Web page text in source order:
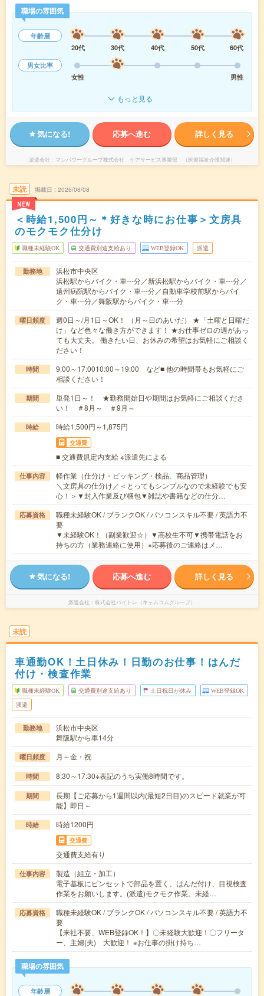
職場の雰囲気
年齢層
20代
30代 40代 50代
60代
男女比率
女性
男性
もっと見る
気になる! 応募へ進む 詳しく見る
派遣会社 マンパワーグループ株式会社 ケアサービス事業部 （医療福祉介護関連）
未読
NEW
掲載日 2026/08/08
＜時給1,500円～＊好きな時にお仕事＞文房具
のモクモク仕分け
職種未経験OK 交通費別途支給あり WEB登録OK 派遣
勤務地
浜松市中央区
浜松駅からバイク・車---分／新浜松駅からバイク・車---分／
遠州病院駅からバイク・車---分／自動車学校前駅からバイ
ク・車---分／舞阪駅からバイク・車---分
曜日頻度
週0日～/月1日～OK！ （月～日のあいだ） ★「土曜と日曜だ
け」など色々な働き方ができます！ ★お仕事ゼロの週があっ
ても大丈夫。 働きたい日、お休みの希望はお気軽にご相談く
ださい！
時間
9:00～17:0010:00～19:00 など■ 他の時間帯もお気軽にご
相談ください！
期間
単発1日～！ ★勤務開始日や期間はお気軽にご相談くださ
い！ ＃8月～ ＃9月～
時給 時給1,500円～1,875円
交通費
■ 交通費規定内支給 ※派遣先による
仕事内容
軽作業（仕分け・ピッキング・検品、商品管理）
＼文房具の仕分け／＜とってもシンプルなので未経験でも安
心！＞▼封入作業及び梱包▼雑誌や書籍などの仕分…
応募資格
職種未経験OK / ブランクOK / パソコンスキル不要 / 英語力不
要
▼未経験OK！（副業歓迎☆）▼高校生不可▼携帯電話をお
持ちの方（業務連絡に使用）※応募後のご連絡はメ…
気になる! 応募へ進む 詳しく見る
派遣会社 株式会社バイトレ（キャムコムグループ）
未読
車通勤OK！土日休み！日勤のお仕事！はんだ
付け・検査作業
職種未経験OK 交通費別途支給あり 土日祝日が休み WEB登録OK
派遣
勤務地
浜松市中央区
舞阪駅から車14分
曜日頻度 月～金・祝
時間 8:30～17:30※表記のうち実働8時間です。
期間
長期【ご応募から1週間以内(最短2日目)のスピード就業が可
能】即日～
時給 時給1200円
交通費
交通費支給有り
仕事内容
製造（組立・加工）
電子基板にピンセットで部品を置く、はんだ付け、目視検査
作業をお願いします。(派遣)モクモク作業。未経…
応募資格
職種未経験OK / ブランクOK / パソコンスキル不要 / 英語力不
要
【来社不要、WEB登録OK！】〇未経験大歓迎！〇フリータ
ー、主婦(夫) 大歓迎！ ※お仕事の掛け持ち…
職場の雰囲気
年齢層